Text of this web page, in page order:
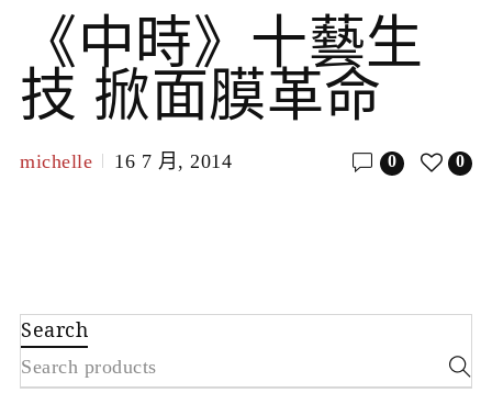
《中時》十藝生
技 掀面膜革命
michelle 16 7 月, 2014 0
0
Search